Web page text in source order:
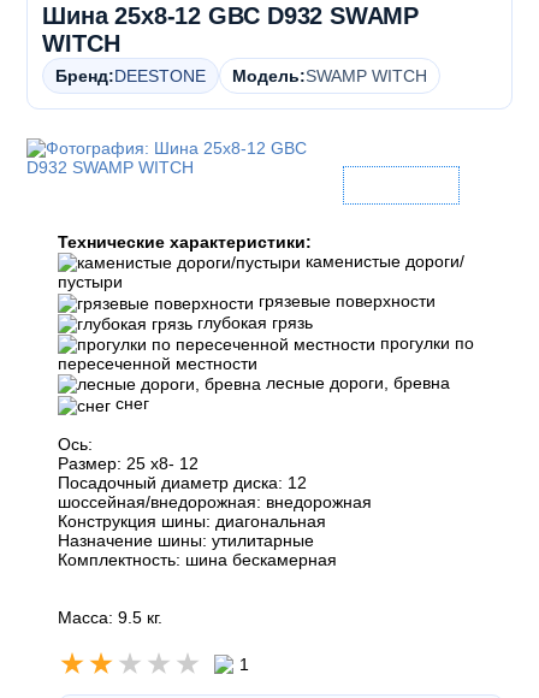
Шина 25x8-12 GBC D932 SWAMP
WITCH
Бренд:DEESTONE Модель:SWAMP WITCH
Технические характеристики:
каменистые дороги/
пустыри
грязевые поверхности
глубокая грязь
прогулки по
пересеченной местности
лесные дороги, бревна
снег
Ось:
Размер: 25 х8- 12
Посадочный диаметр диска: 12
шоссейная/внедорожная: внедорожная
Конструкция шины: диагональная
Назначение шины: утилитарные
Комплектность: шина бескамерная
Масса: 9.5 кг.
1